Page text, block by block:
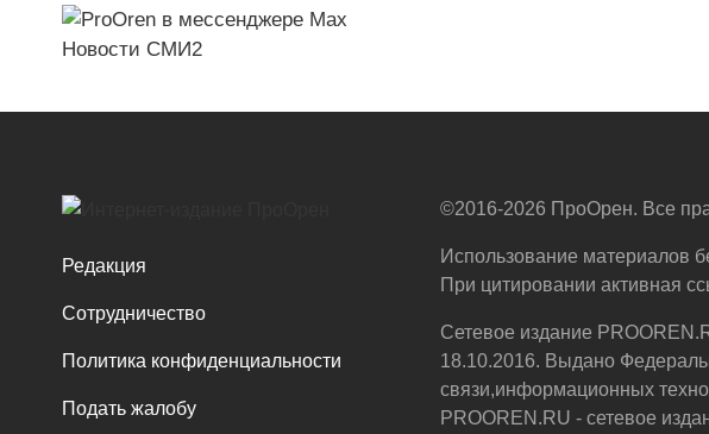
Новости СМИ2
Редакция
Сотрудничество
Политика конфиденциальности
Подать жалобу
©2016-2026 ПроОрен. Все
Использование материалов
При цитировании активная
Сетевое издание
18.10.2016. Выдано
связи,информационных
PROOREN.RU - сетевое